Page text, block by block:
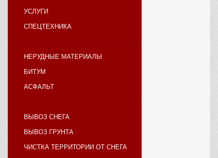
УСЛУГИ
СПЕЦТЕХНИКА
НЕРУДНЫЕ МАТЕРИАЛЫ
БИТУМ
АСФАЛЬТ
ВЫВОЗ СНЕГА
ВЫВОЗ ГРУНТА
ЧИСТКА ТЕРРИТОРИИ ОТ СНЕГА